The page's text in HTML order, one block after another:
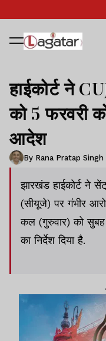
हाईकोर्ट ने
को 5 फरवरी
आदेश
By Rana Pratap Singh
झारखंड हाईकोर्ट ने
(सीयूजे) पर गंभीर
कल (गुरुवार) को
का निर्देश दिया है.